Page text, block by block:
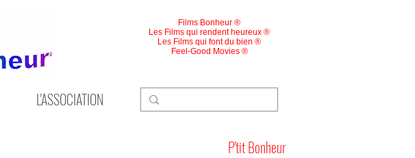
L'ASSOCIATION
Films Bonheur ®
Les Films qui rendent heureux ®
Les Films qui font du bien ®
Feel-Good Movies ®
P'tit Bonheur